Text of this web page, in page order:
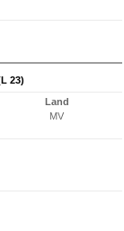
23)
Land
MV